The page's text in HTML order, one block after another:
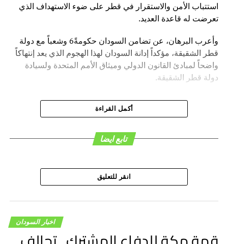
استتباب الأمن والاستقرار في قطر على ضوء الاستهداف الذي
تعرضت له قاعدة العديد.
وأعرب البرهان، عن تضامن السودان حكومةً6 وشعباً مع دولة
قطر الشقيقة، مؤكداً إدانة السودان لهذا الهجوم الذي يعد إنتهاكاً
واضحاً لمبادئ القانون الدولي وميثاق الأمم المتحدة ولسيادة
دولة قطر الشقيقة.
العدل والمساواة: تمسكنا بالمواقع التنفيذية التي أقرها اتفاق
لا تفوت
أكمل القراءة
تابع ايضا
انقر للتعليق
اخبار السودان